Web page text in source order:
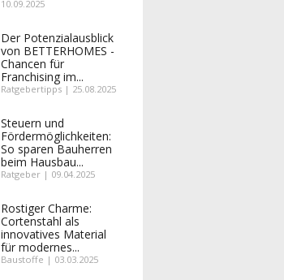
10.09.2025
Der Potenzialausblick
von BETTERHOMES -
Chancen für
Franchising im...
Ratgebertipps | 25.08.2025
Steuern und
Fördermöglichkeiten:
So sparen Bauherren
beim Hausbau...
Ratgeber | 09.04.2025
Rostiger Charme:
Cortenstahl als
innovatives Material
für modernes...
Baustoffe | 03.03.2025